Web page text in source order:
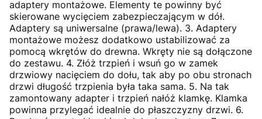
adaptery montażowe. Elementy te powinny być
skierowane wycięciem zabezpieczającym w dół.
Adaptery są uniwersalne (prawa/lewa). 3. Adaptery
montażowe możesz dodatkowo ustabilizować za
pomocą wkrętów do drewna. Wkręty nie są dołączone
do zestawu. 4. Złóż trzpień i wsuń go w zamek
drzwiowy nacięciem do dołu, tak aby po obu stronach
drzwi długość trzpienia była taka sama. 5. Na tak
zamontowany adapter i trzpień nałóż klamkę. Klamka
powinna przylegać idealnie do płaszczyzny drzwi. 6.